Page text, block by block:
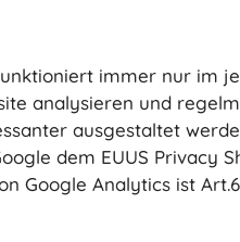
immer nur im
analysieren und
ausgestaltet
dem EUUS Privacy
Analytics ist Art.6